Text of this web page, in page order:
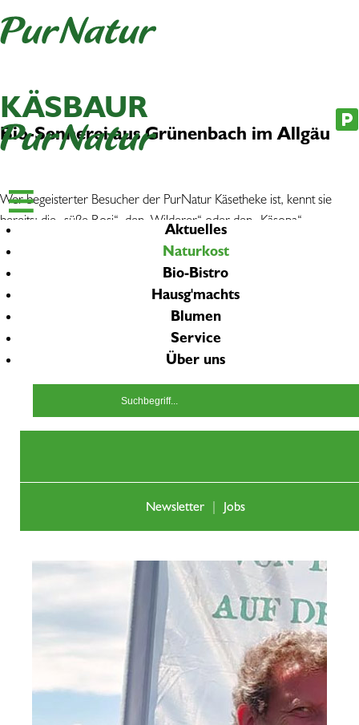
Aktuelles
Naturkost
Bio-Bistro
Hausg'machts
Blumen
Service
Über uns
Newsletter Jobs
KÄSBAUR
Bio-Sennerei aus Grünenbach im Allgäu
Wer begeisterter Besucher der PurNatur Käsetheke ist, kennt sie
bereits: die „süße Rosi“, den „Wilderer“ oder den „Käsopa“.
Beim „Käsopa“ Alfons Baur begann die Tradition. Humorvoll und
weich in seiner Art, also genau wie der kräftige Rahmkäse, begeisterte
er seinen Sohn Bernd von klein an für das Käsehandwerk.
In Bernd entfachte eine unbändige Neugierde für Käse, die ihn in die
weite Welt trieb. Mit diesen gesammelten Erfahrungen im Gepäck und
mit der tatkräftigen Unterstützung der ganzen Familie erfüllte er sich